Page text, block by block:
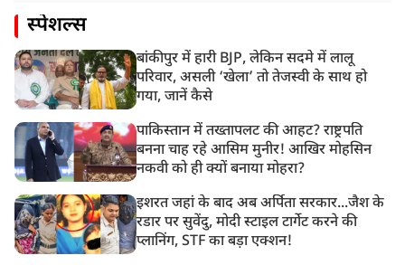
स्पेशल्स
बांकीपुर में हारी BJP, लेकिन सदमे में लालू
परिवार, असली ‘खेला’ तो तेजस्वी के साथ हो
गया, जानें कैसे
पाकिस्तान में तख्तापलट की आहट? राष्ट्रपति
बनना चाह रहे आसिम मुनीर! आखिर मोहसिन
नकवी को ही क्यों बनाया मोहरा?
इशरत जहां के बाद अब अर्पिता सरकार...जैश के
रडार पर सुवेंदु, मोदी स्टाइल टार्गेट करने की
प्लानिंग, STF का बड़ा एक्शन!